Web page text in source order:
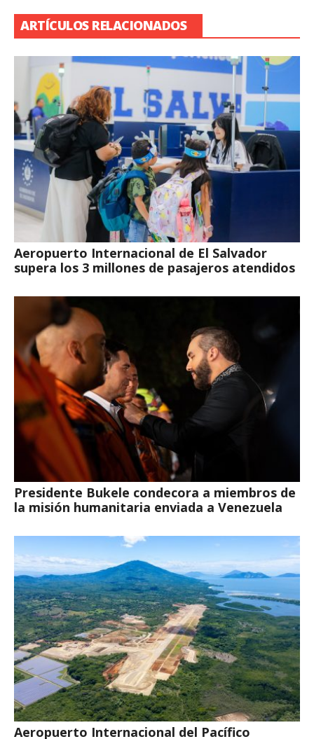
ARTÍCULOS RELACIONADOS
Aeropuerto Internacional de El Salvador
supera los 3 millones de pasajeros atendidos
Presidente Bukele condecora a miembros de
la misión humanitaria enviada a Venezuela
Aeropuerto Internacional del Pacífico